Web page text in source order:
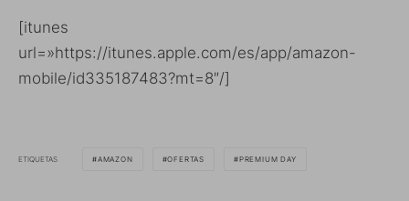
[itunes
url=»https://itunes.apple.com/es/app/amazon-
mobile/id335187483?mt=8″/]
ETIQUETAS AMAZON OFERTAS PREMIUM DAY